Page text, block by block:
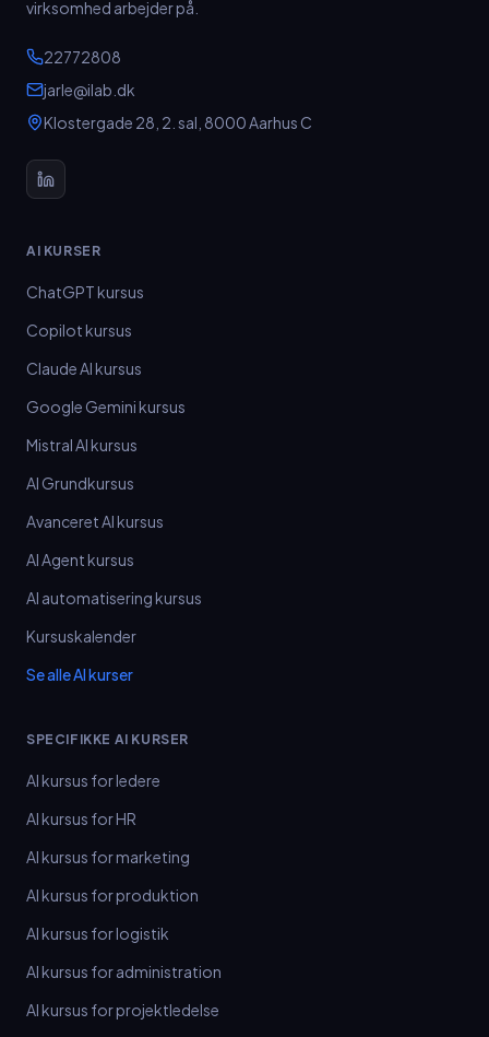
virksomhed arbejder på.
22772808
jarle@ilab.dk
Klostergade 28, 2. sal 8000Aarhus C
AI KURSER
ChatGPT kursus
Copilot kursus
Claude AI kursus
Google Gemini kursus
Mistral AI kursus
AI Grundkursus
Avanceret AI kursus
AI Agent kursus
AI automatisering kursus
Kursuskalender
Se alle AI kurser
SPECIFIKKE AI KURSER
AI kursus for ledere
AI kursus for HR
AI kursus for marketing
AI kursus for produktion
AI kursus for logistik
AI kursus for administration
AI kursus for projektledelse